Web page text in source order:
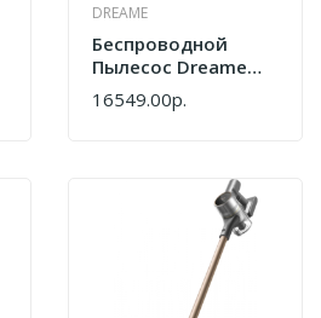
DREAME
Беспроводной
Пылесос Dreame
R10s Slim VRV58F
16549.00р.